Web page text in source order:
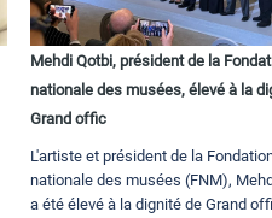
Mehdi Qotbi, président de la
nationale des musées, élevé à la
Grand offic
L'artiste et président de la
nationale des musées (FNM),
a été élevé à la dignité de Grand